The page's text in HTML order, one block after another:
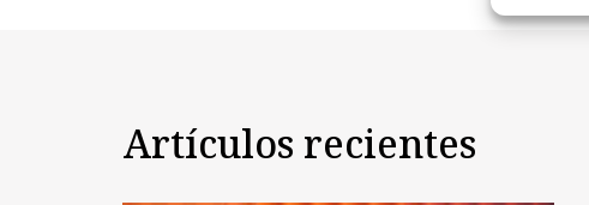
Artículos recientes